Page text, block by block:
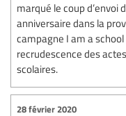
marqué le coup d’envoi
anniversaire dans la
campagne I am a
recrudescence des
scolaires.
28 février 2020